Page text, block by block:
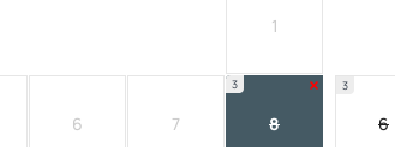
1
6 7 8
3
6
3